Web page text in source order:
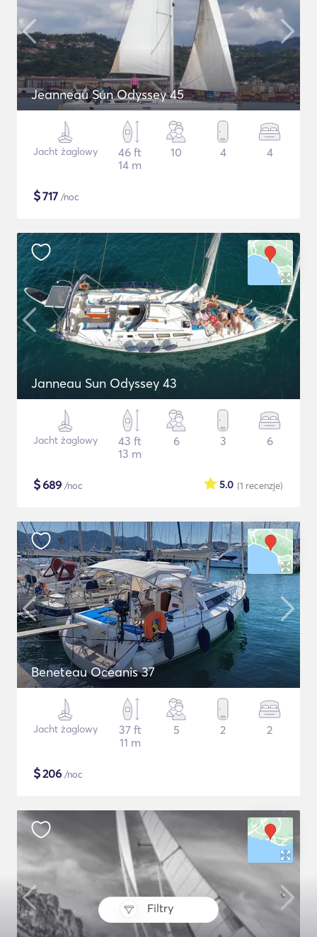
Filtry
Jeanneau Sun Odyssey 45
Jacht żaglowy
46 ft
14 m
10 4 4
$717 /noc
Janneau Sun Odyssey 43
Jacht żaglowy
43 ft
13 m
6 3 6
$689 /noc (1 recenzje)
5.0
Beneteau Oceanis 37
Jacht żaglowy
37 ft
11 m
5 2 2
$206 /noc